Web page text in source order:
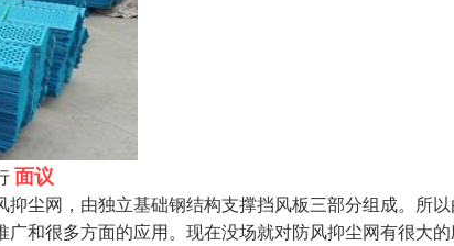
面议
尘网，由独立基础钢结构支撑挡风板三部分组成。所
广和很多方面的应用。现在没场就对防风抑尘网有很大